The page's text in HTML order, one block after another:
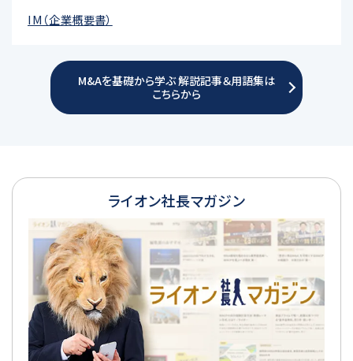
IM（企業概要書）
M&Aを基礎から学ぶ 解説記事＆用語集は
こちらから
ライオン社長マガジン